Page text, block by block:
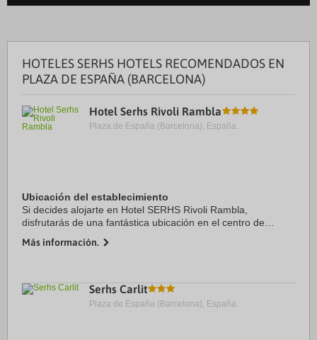
HOTELES SERHS HOTELS RECOMENDADOS EN
PLAZA DE ESPAÑA (BARCELONA)
Hotel Serhs Rivoli Rambla
Plaza de España (Barcelona), España.
Ubicación del establecimiento
Si decides alojarte en Hotel SERHS Rivoli Rambla,
disfrutarás de una fantástica ubicación en el centro de
de Plaza de Catalunya. Además, este hotel ...
Más información.
Serhs Carlit
Plaza de España (Barcelona), España.